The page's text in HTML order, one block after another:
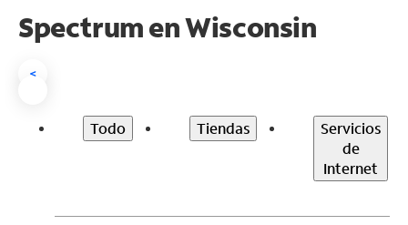
Spectrum enWisconsin
<
Todo Tiendas
Servicios
de
Internet